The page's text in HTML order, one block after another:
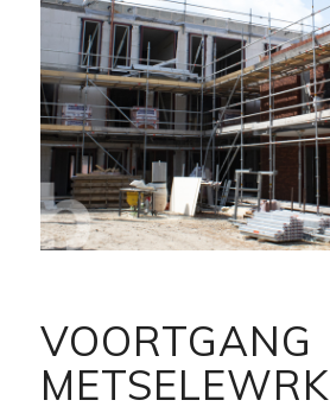
VOORTGANG
METSELEWRK